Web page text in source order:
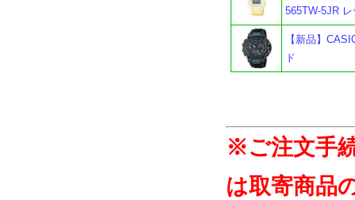
565TW-5JR
【新品】
ド
※ご注文手
は取寄商品